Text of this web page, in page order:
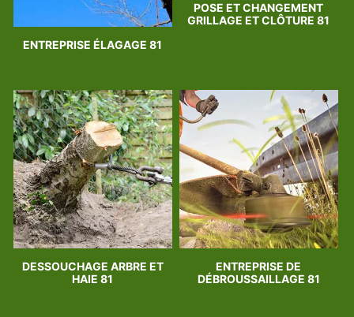
ENTREPRISE ÉLAGAGE 81
POSE ET CHANGEMENT
GRILLAGE ET CLÔTURE 81
DESSOUCHAGE ARBRE ET
HAIE 81
ENTREPRISE DE
DÉBROUSSAILLAGE 81